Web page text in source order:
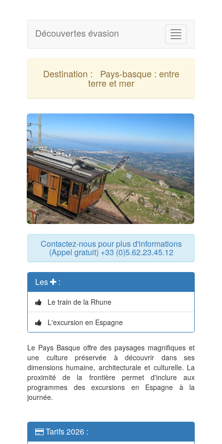
Découvertes évasion
Destination : Pays-basque : entre
terre et mer
Contactez-nous pour plus d'informations
(Appel gratuit) +33 (0)5.62.23.45.12
Les :
Le train de la Rhune
L'excursion en Espagne
Le Pays Basque offre des paysages magnifiques et
une culture préservée à découvrir dans ses
dimensions humaine, architecturale et culturelle. La
proximité de la frontière permet d'inclure aux
programmes des excursions en Espagne à la
journée.
Tarifs 2026 :